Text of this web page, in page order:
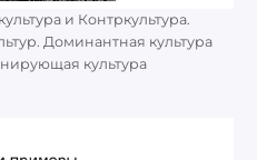
и Контркультура.
Доминантная культура
культура